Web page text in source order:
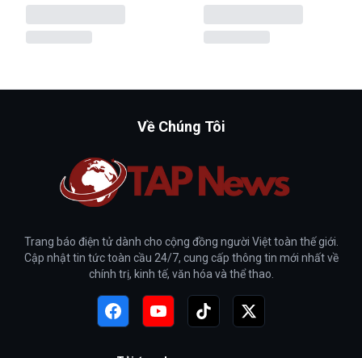
Về Chúng Tôi
Trang báo điện tử dành cho cộng đồng người Việt toàn thế giới.
Cập nhật tin tức toàn cầu 24/7, cung cấp thông tin mới nhất về
chính trị, kinh tế, văn hóa và thể thao.